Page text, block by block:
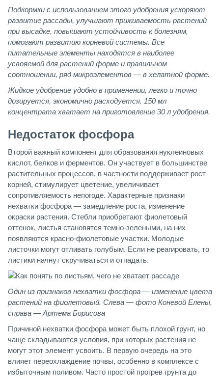
Подкормки с использованием этого удобрения ускоряют
развитие рассады, улучшают приживаемость растений
при высадке, повышают устойчивость к болезням,
помогают развитию корневой системы. Все
питательные элементы находятся в наиболее
усвояемой для растений форме и правильном
соотношении, ряд микроэлементов — в хелатной форме.
Жидкое удобрение удобно в применении, легко и точно
дозируется, экономично расходуется. 150 мл
концентрата хватает на приготовление 30 л удобрения.
Недостаток фосфора
Второй важный компонент для образования нуклеиновых
кислот, белков и ферментов. Он участвует в большинстве
растительных процессов, в частности поддерживает рост
корней, стимулирует цветение, увеличивает
сопротивляемость непогоде. Характерные признаки
нехватки фосфора — замедление роста, изменение
окраски растения. Стебли приобретают фиолетовый
оттенок, листья становятся темно-зелеными, на них
появляются красно-фиолетовые участки. Молодые
листочки могут отливать голубым. Если не реагировать, то
листики начнут скручиваться и отпадать.
Один из признаков нехватки фосфора — изменение цвета
растений на фиолетовый. Слева — фото Коневой Елены,
справа — Артема Борисова
Причиной нехватки фосфора может быть плохой грунт, но
чаще складываются условия, при которых растения не
могут этот элемент усвоить. В первую очередь на это
влияет переохлаждение почвы, особенно в комплексе с
избыточным поливом. Часто простой прогрев грунта до